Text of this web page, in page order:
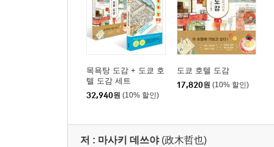
도구 소개 | 실측 수채화 스케치 그리는 법
호텔 개요와 총 평면
『일본 책방 도감』
1장 도호쿠·간토·고신에쓰
목욕탕 도감 + 도쿄 호
텔 도감 세트
32,940원 (10% 할인)
도쿄 호텔 도감
17,820원 (10% 할인)
저 : 마사키 데쓰야 (政木哲也)